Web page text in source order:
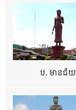
ប. មានជ័យ